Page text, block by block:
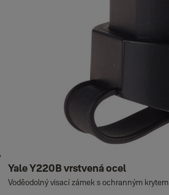
Yale Y220B vrstvená ocel
Voděodolný visací zámek s ochranným krytem